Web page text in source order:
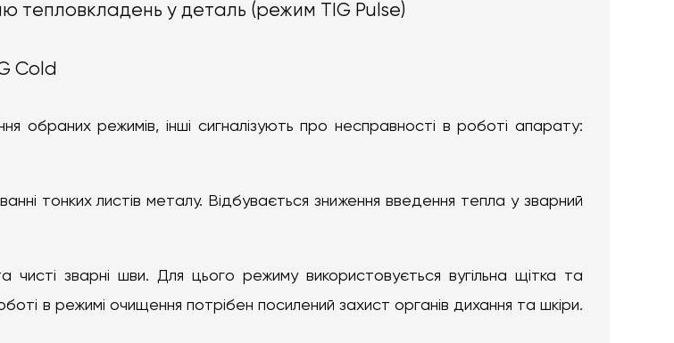
тепловкладень у деталь (режим TIG Pulse)
Cold
обраних режимів, інші сигналізують про несправності в роботі апарату:
тонких листів металу. Відбувається зниження введення тепла у зварний
зварні шви. Для цього режиму використовується вугільна щітка та
в режимі очищення потрібен посилений захист органів дихання та шкіри.